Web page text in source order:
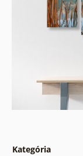
Kategória